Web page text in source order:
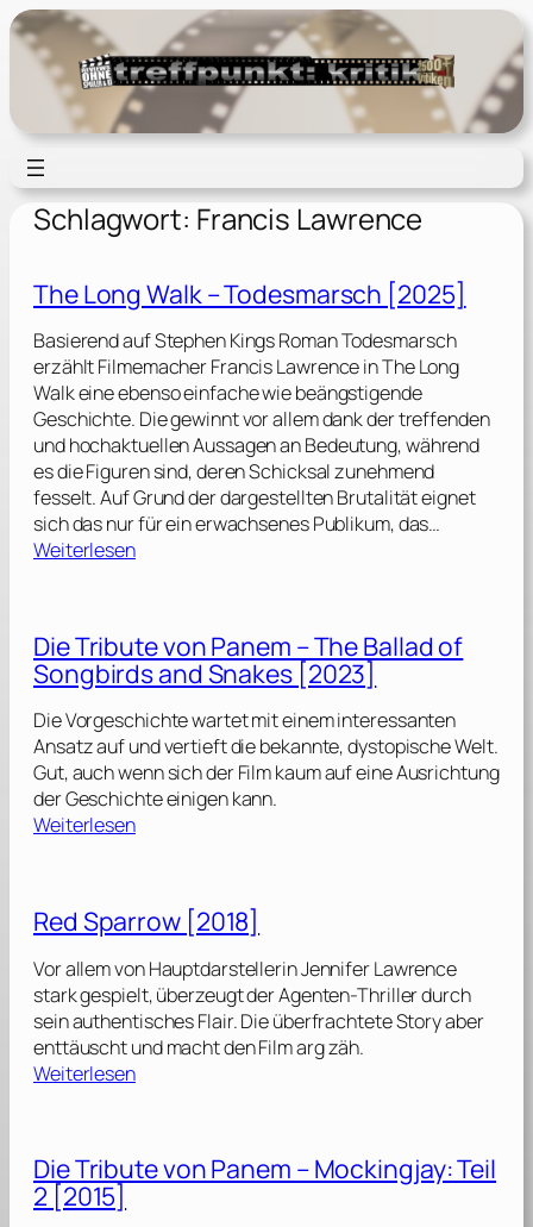
Zum
Inhalt
springen
Schlagwort: Francis Lawrence
The Long Walk – Todesmarsch [2025]
Basierend auf Stephen Kings Roman Todesmarsch
erzählt Filmemacher Francis Lawrence in The Long
Walk eine ebenso einfache wie beängstigende
Geschichte. Die gewinnt vor allem dank der treffenden
und hochaktuellen Aussagen an Bedeutung, während
es die Figuren sind, deren Schicksal zunehmend
fesselt. Auf Grund der dargestellten Brutalität eignet
sich das nur für ein erwachsenes Publikum, das…
Weiterlesen:
L
o
g
W
a
l
k
T
o
d
e
s
m
a
h
Die Tribute von Panem – The Ballad of
Songbirds and Snakes [2023]
Die Vorgeschichte wartet mit einem interessanten
Ansatz auf und vertieft die bekannte, dystopische Welt.
Gut, auch wenn sich der Film kaum auf eine Ausrichtung
der Geschichte einigen kann.
Weiterlesen:
T
i
b
u
t
e
n
P
Red Sparrow [2018]
Vor allem von Hauptdarstellerin Jennifer Lawrence
stark gespielt, überzeugt der Agenten-Thriller durch
sein authentisches Flair. Die überfrachtete Story aber
enttäuscht und macht den Film arg zäh.
Weiterlesen:
S
Die Tribute von Panem – Mockingjay: Teil
2 [2015]